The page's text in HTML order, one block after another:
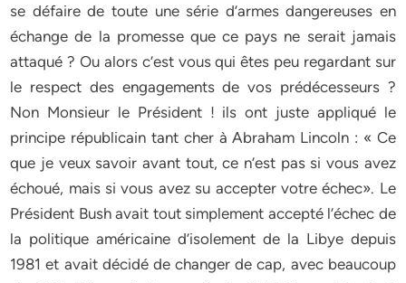
se défaire de toute une série d’armes dangereuses en
échange de la promesse que ce pays ne serait jamais
attaqué ? Ou alors c’est vous qui êtes peu regardant sur
le respect des engagements de vos prédécesseurs ?
Non Monsieur le Président ! ils ont juste appliqué le
principe républicain tant cher à Abraham Lincoln : « Ce
que je veux savoir avant tout, ce n’est pas si vous avez
échoué, mais si vous avez su accepter votre échec». Le
Président Bush avait tout simplement accepté l’échec de
la politique américaine d’isolement de la Libye depuis
1981 et avait décidé de changer de cap, avec beaucoup